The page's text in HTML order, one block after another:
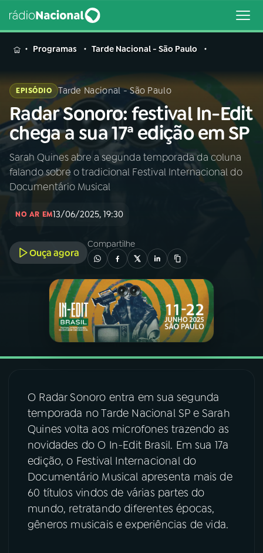
MENU
Buscar
na
Rádio
Nacional
Buscar
AO VIVO
01INÍCIO
02A RÁDIO
PROGRAMAÇÃO
PROGRAMAS
VIDEOCASTS
07ÚLTIMAS
FESTIVAL DE MÚSICA
ACOMPANHE A RÁDIO NACIONAL
Programas Tarde Nacional - São Paulo
EPISÓDIO Tarde Nacional - São Paulo
Radar Sonoro: festival In-Edit
chega a sua 17ª edição em SP
Sarah Quines abre a segunda temporada da coluna
falando sobre o tradicional Festival Internacional do
Documentário Musical
NO AR EM13/06/2025, 19:30
Ouça agora
Compartilhe
O Radar Sonoro entra em sua segunda
temporada no Tarde Nacional SP e Sarah
Quines volta aos microfones trazendo as
novidades do O In-Edit Brasil. Em sua 17a
edição, o Festival Internacional do
Documentário Musical apresenta mais de
60 títulos vindos de várias partes do
mundo, retratando diferentes épocas,
gêneros musicais e experiências de vida.